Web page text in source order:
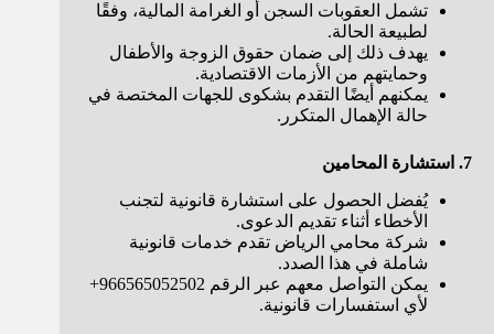
تشمل العقوبات السجن أو الغرامة المالية، وفقًا
لطبيعة الحالة.
يهدف ذلك إلى ضمان حقوق الزوجة والأطفال
وحمايتهم من الأزمات الاقتصادية.
يمكنهم أيضًا التقدم بشكوى للجهات المختصة في
حالة الإهمال المتكرر.
7. استشارة المحامين
يُفضل الحصول على استشارة قانونية لتجنب
الأخطاء أثناء تقديم الدعوى.
شركة محامي الرياض تقدم خدمات قانونية
شاملة في هذا الصدد.
يمكن التواصل معهم عبر الرقم 966565052502+
لأي استفسارات قانونية.